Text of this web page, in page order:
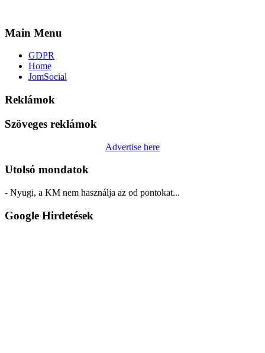
Main Menu
GDPR
Home
JomSocial
Reklámok
Szöveges reklámok
Advertise here
Utolsó mondatok
- Nyugi, a KM nem használja az od pontokat...
Google Hirdetések